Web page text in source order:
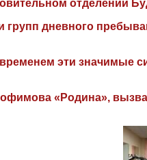
отделении
групп дневного
эти значимые
«Родина»,